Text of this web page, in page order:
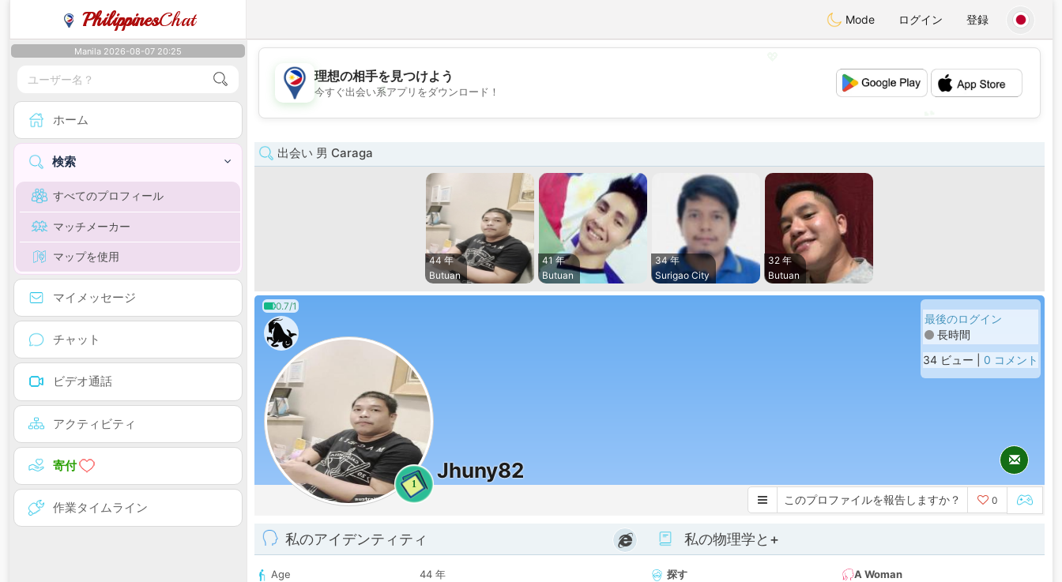
PhilippinesChat Mode ログイン 登録
Manila 2026-08-07 20:25
ホーム
検索
すべてのプロフィール
マッチメーカー
マップを使用
マイメッセージ
チャット
ビデオ通話
アクティビティ
寄付
作業タイムライン
💖
💕
理想の相手を見つけよう
今すぐ出会い系アプリをダウンロード！
出会い 男 Caraga
44 年
Butuan
41 年
Butuan
34 年
Surigao City
32 年
Butuan
0.7/1
1
Jhuny82
最後のログイン
長時間
34 ビュー | 0 コメント
このプロファイルを報告しますか？ 0
私のアイデンティティ
Age
44 年
私の物理学と+
探す
A Woman